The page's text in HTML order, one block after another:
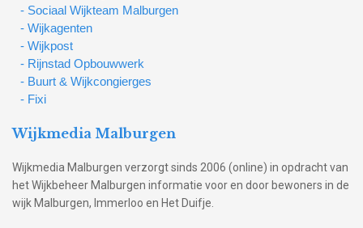
- Sociaal Wijkteam Malburgen
- Wijkagenten
- Wijkpost
- Rijnstad Opbouwwerk
- Buurt & Wijkcongierges
- Fixi
Wijkmedia Malburgen
Wijkmedia Malburgen verzorgt sinds 2006 (online) in opdracht van
het Wijkbeheer Malburgen informatie voor en door bewoners in de
wijk Malburgen, Immerloo en Het Duifje.